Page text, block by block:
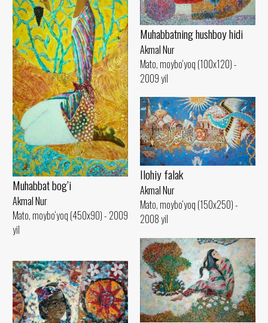
Muhabbatning hushboy hidi
Akmal Nur
Mato, moybo‘yoq (100x120) -
2009 yil
Muhabbat bog’i
Akmal Nur
Mato, moybo‘yoq (450x90) - 2009
yil
Ilohiy falak
Akmal Nur
Mato, moybo‘yoq (150x250) -
2008 yil